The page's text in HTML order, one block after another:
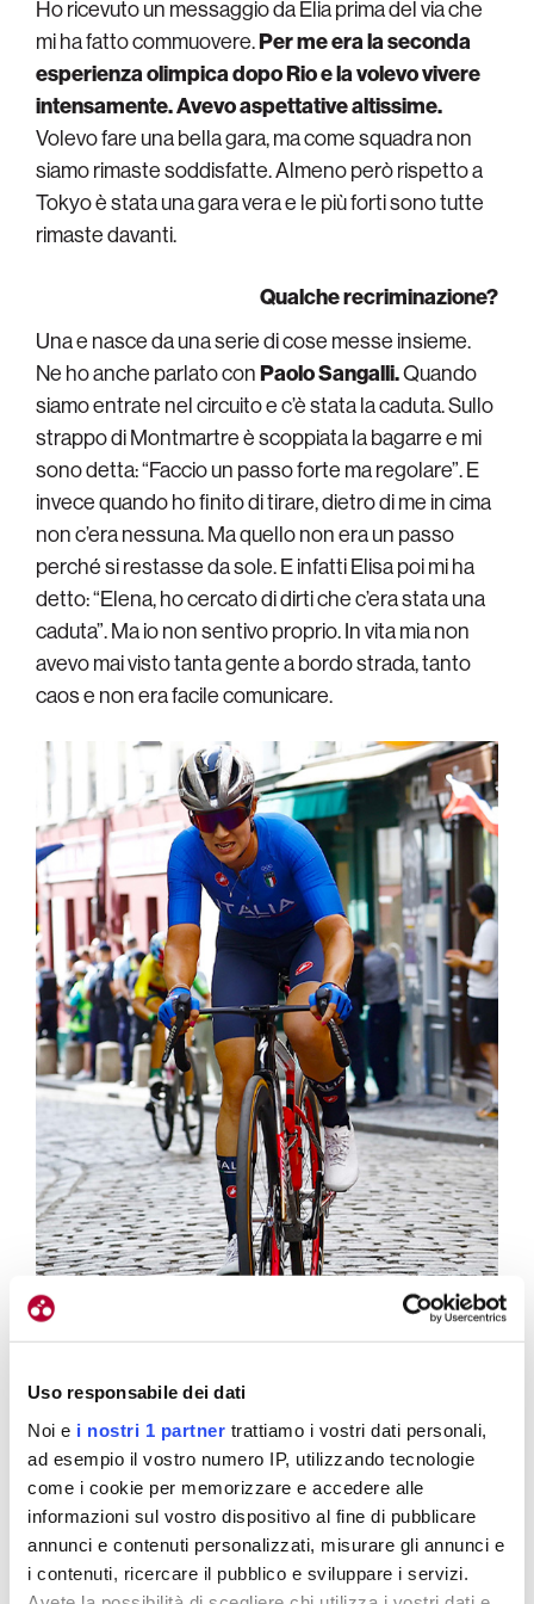
Uso responsabile dei dati
Noi e i nostri 1 partner trattiamo i vostri dati personali,
ad esempio il vostro numero IP, utilizzando tecnologie
come i cookie per memorizzare e accedere alle
informazioni sul vostro dispositivo al fine di pubblicare
annunci e contenuti personalizzati, misurare gli annunci e
i contenuti, ricercare il pubblico e sviluppare i servizi.
Ho ricevuto un messaggio da Elia prima del via che
mi ha fatto commuovere.Per me era la seconda
esperienza olimpica dopo Rio e la volevo vivere
intensamente. Avevo aspettative altissime.
Volevo fare una bella gara, ma come squadra non
siamo rimaste soddisfatte. Almeno però rispetto a
Tokyo è stata una gara vera e le più forti sono tutte
rimaste davanti.
Qualche recriminazione?
Una e nasce da una serie di cose messe insieme.
Ne ho anche parlato conPaolo Sangalli.Quando
siamo entrate nel circuito e c’è stata la caduta. Sullo
strappo di Montmartre è scoppiata la bagarre e mi
sono detta: “Faccio un passo forte ma regolare”. E
invece quando ho finito di tirare, dietro di me in cima
non c’era nessuna. Ma quello non era un passo
perché si restasse da sole. E infatti Elisa poi mi ha
detto: “Elena, ho cercato di dirti che c’era stata una
caduta”. Ma io non sentivo proprio. In vita mia non
avevo mai visto tanta gente a bordo strada, tanto
caos e non era facile comunicare.
Le altre però tra cui la Longo erano scappate…
A saperlo sarei andata davvero a tutta così magari
avrei potuto aiutare Elisa.Ma neanche potevo
tirare perKopeckyeVollering che erano dietro.
Alla fine per come è stata dura la gara non sarebbe